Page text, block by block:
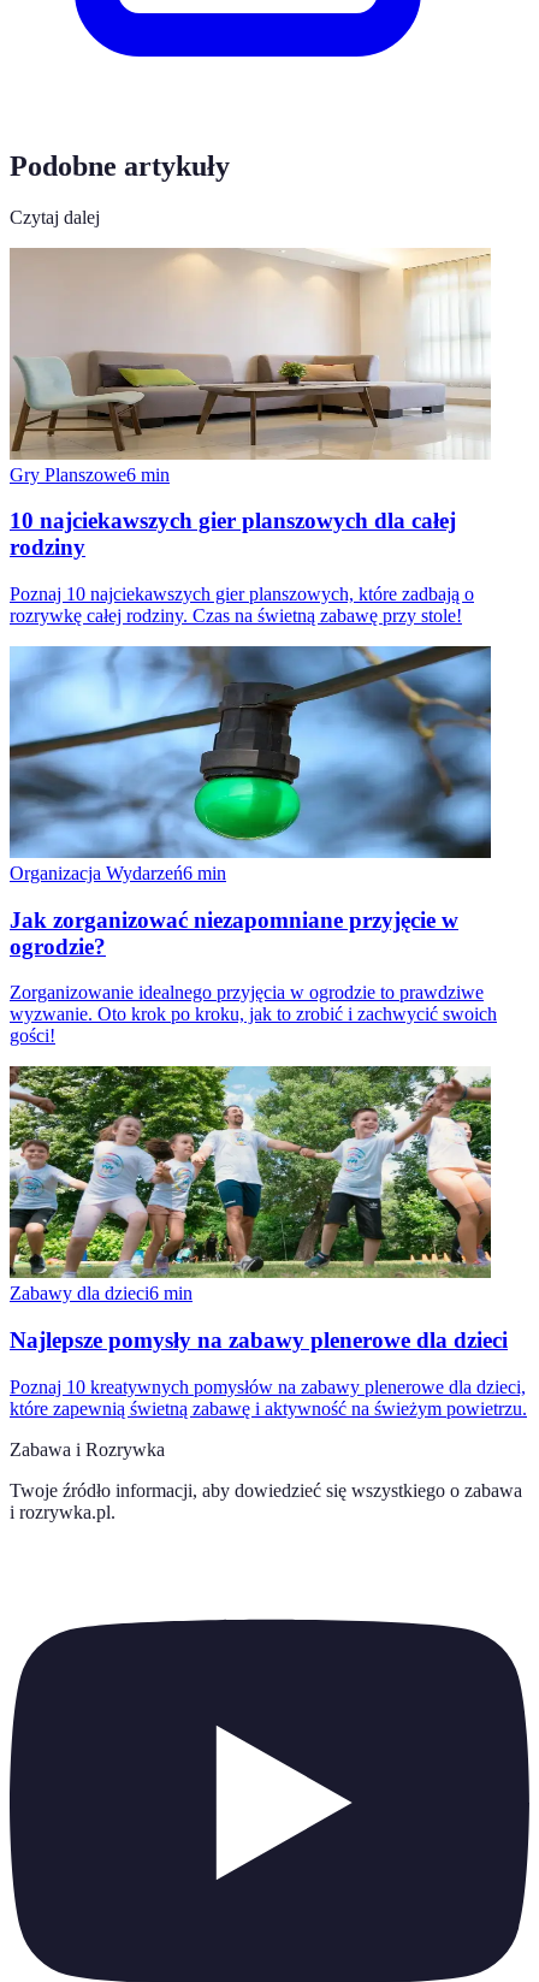
Podobne artykuły
Czytaj dalej
Gry Planszowe6 min
10 najciekawszych gier planszowych dla całej
rodziny
Poznaj 10 najciekawszych gier planszowych, które zadbają o
rozrywkę całej rodziny. Czas na świetną zabawę przy stole!
Organizacja Wydarzeń6 min
Jak zorganizować niezapomniane przyjęcie w
ogrodzie?
Zorganizowanie idealnego przyjęcia w ogrodzie to prawdziwe
wyzwanie. Oto krok po kroku, jak to zrobić i zachwycić swoich
gości!
Zabawy dla dzieci6 min
Najlepsze pomysły na zabawy plenerowe dla dzieci
Poznaj 10 kreatywnych pomysłów na zabawy plenerowe dla dzieci,
które zapewnią świetną zabawę i aktywność na świeżym powietrzu.
Zabawa i Rozrywka
Twoje źródło informacji, aby dowiedzieć się wszystkiego o zabawa
i rozrywka.pl.